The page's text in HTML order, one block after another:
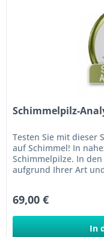
Schimmelpilz-
Testen Sie mit dieser
auf Schimmel! In
Schimmelpilze. In
aufgrund Ihrer Art
69,00 €
In